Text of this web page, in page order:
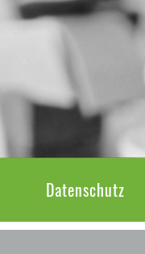
Datenschutz